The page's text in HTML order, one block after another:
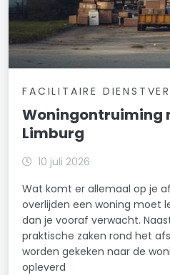
FACILITAIRE
Woningontruiming
Limburg
10 juli 2026
Wat komt er allemaal op je
overlijden een woning moet
dan je vooraf verwacht.
praktische zaken rond het
worden gekeken naar de
opleverd